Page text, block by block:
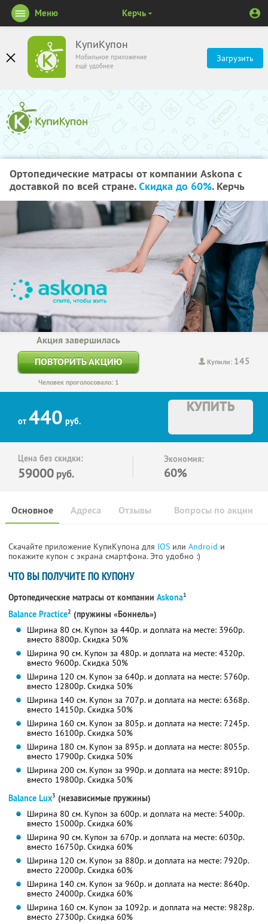
КупиКупон
Мобильное приложение
ещё удобнее
Загрузить
Меню Керчь
Ортопедические матрасы от компании Askona с
доставкой по всей стране.Скидка до 60%. Керчь
Купили: 145
Акция завершилась
ПОВТОРИТЬ АКЦИЮ
Человек проголосовало: 1
от 440 руб.
КУПИТЬ
Цена без скидки:
59000 руб.
Экономия:
60%
Основное Отзывы Вопросы по акции
Адреса
Скачайте приложение КупиКупона для IOS или Android и
покажите купон с экрана смартфона. Это удобно :)
ЧТО ВЫ ПОЛУЧИТЕ ПО КУПОНУ
Ортопедические матрасы от компании Askona1
Balance Practice2 (пружины «Боннель»)
Ширина 80 см. Купон за 440р. и доплата на месте: 3960р.
вместо 8800р.Скидка 50%
Ширина 90 см. Купон за 480р. и доплата на месте: 4320р.
вместо 9600р.Скидка 50%
Ширина 120 см. Купон за 640р. и доплата на месте: 5760р.
вместо 12800р.Скидка 50%
Ширина 140 см. Купон за 707р. и доплата на месте: 6368р.
вместо 14150р.Скидка 50%
Ширина 160 см. Купон за 805р. и доплата на месте: 7245р.
вместо 16100р.Скидка 50%
Ширина 180 см. Купон за 895р. и доплата на месте: 8055р.
вместо 17900р.Скидка 50%
Ширина 200 см. Купон за 990р. и доплата на месте: 8910р.
вместо 19800р.Скидка 50%
Balance Lux3 (независимые пружины)
Ширина 80 см. Купон за 600р. и доплата на месте: 5400р.
вместо 15000р.Скидка 60%
Ширина 90 см. Купон за 670р. и доплата на месте: 6030р.
вместо 16750р.Скидка 60%
Ширина 120 см. Купон за 880р. и доплата на месте: 7920р.
вместо 22000р.Скидка 60%
Ширина 140 см. Купон за 960р. и доплата на месте: 8640р.
вместо 24000р.Скидка 60%
Ширина 160 см. Купон за 1092р. и доплата на месте: 9828р.
вместо 27300р.Скидка 60%